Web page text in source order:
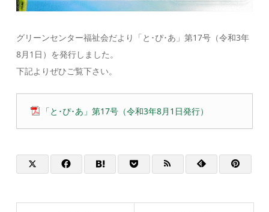
グリーンセンター福祉会だより「と･ぴ･あ」第17号（令和3年
8月1日）を発行しました。
下記よりぜひご覧下さい。
「と･ぴ･あ」第17号（令和3年8月1日発行）